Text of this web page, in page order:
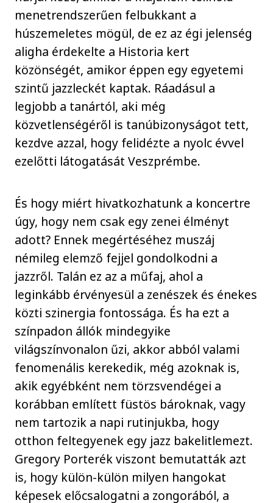
menetrendszerűen felbukkant a
húszemeletes mögül, de ez az égi jelenség
aligha érdekelte a Historia kert
közönségét, amikor éppen egy egyetemi
szintű jazzleckét kaptak. Ráadásul a
legjobb a tanártól, aki még
közvetlenségéről is tanúbizonyságot tett,
kezdve azzal, hogy felidézte a nyolc évvel
ezelőtti látogatását Veszprémbe.
És hogy miért hivatkozhatunk a koncertre
úgy, hogy nem csak egy zenei élményt
adott? Ennek megértéséhez muszáj
némileg elemző fejjel gondolkodni a
jazzről. Talán ez az a műfaj, ahol a
leginkább érvényesül a zenészek és énekes
közti szinergia fontossága. És ha ezt a
színpadon állók mindegyike
világszínvonalon űzi, akkor abból valami
fenomenális kerekedik, még azoknak is,
akik egyébként nem törzsvendégei a
korábban említett füstös bároknak, vagy
nem tartozik a napi rutinjukba, hogy
otthon feltegyenek egy jazz bakelitlemezt.
Gregory Porterék viszont bemutatták azt
is, hogy külön-külön milyen hangokat
képesek előcsalogatni a zongorából, a